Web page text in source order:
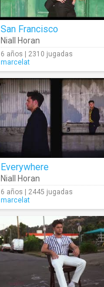
San Francisco
Niall Horan
6 años | 2310 jugadas
marcelat
Everywhere
Niall Horan
6 años | 2445 jugadas
marcelat